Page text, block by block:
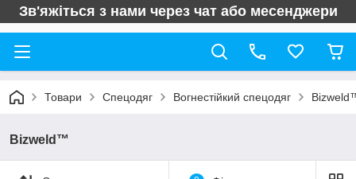
Зв'яжіться з нами через чат або месенджери
Товари Спецодяг Вогнестійкий спецодяг
Bizweld™